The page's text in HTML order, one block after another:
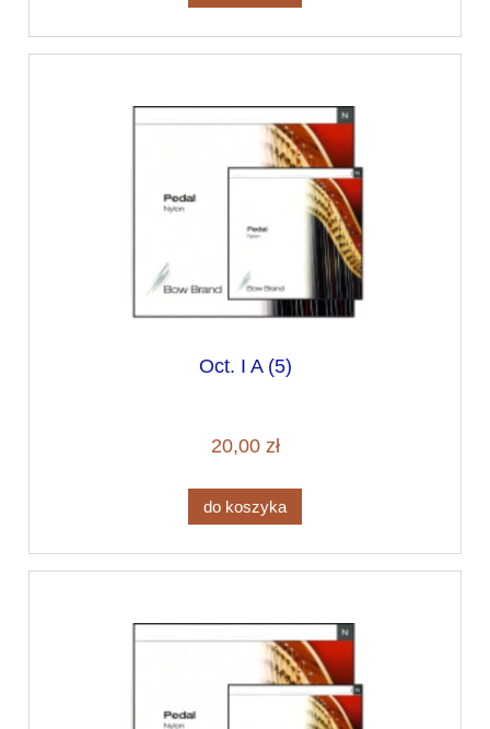
Oct. I A (5)
20,00 zł
do koszyka